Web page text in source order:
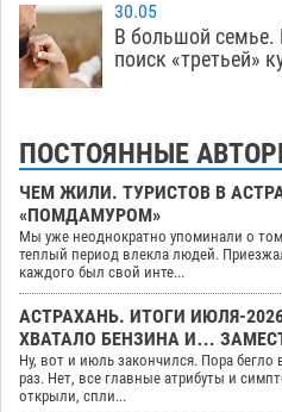
30.05
В большой семье.
поиск «третьей»
ПОСТОЯННЫЕ
ЧЕМ ЖИЛИ. ТУРИСТОВ В
«ПОМДАМУРОМ»
Мы уже неоднократно упоминали о
теплый период влекла людей.
каждого был свой инте...
АСТРАХАНЬ. ИТОГИ ИЮЛЯ-
ХВАТАЛО БЕНЗИНА И…
Ну, вот и июль закончился. Пора
раз. Нет, все главные атрибуты и
открыли, спли...